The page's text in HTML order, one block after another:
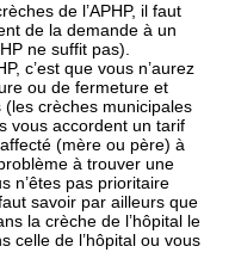
de l’APHP, il faut
de la demande à un
ne suffit pas).
c’est que vous n’aurez
ou de fermeture et
(les crèches municipales
vous accordent un tarif
(mère ou père) à
à trouver une
n’êtes pas prioritaire
savoir par ailleurs que
la crèche de l’hôpital le
celle de l’hôpital ou vous